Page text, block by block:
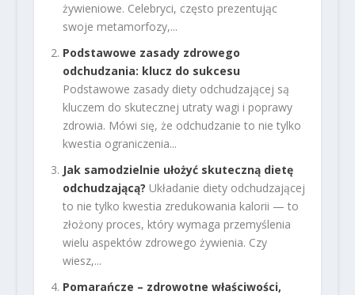
żywieniowe. Celebryci, często prezentując
swoje metamorfozy,...
Podstawowe zasady zdrowego
odchudzania: klucz do sukcesu
Podstawowe zasady diety odchudzającej są
kluczem do skutecznej utraty wagi i poprawy
zdrowia. Mówi się, że odchudzanie to nie tylko
kwestia ograniczenia...
Jak samodzielnie ułożyć skuteczną dietę
odchudzającą? Układanie diety odchudzającej
to nie tylko kwestia zredukowania kalorii — to
złożony proces, który wymaga przemyślenia
wielu aspektów zdrowego żywienia. Czy
wiesz,...
Pomarańcze – zdrowotne właściwości,